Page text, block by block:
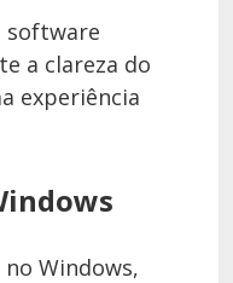
software
a clareza do
experiência
Windows,